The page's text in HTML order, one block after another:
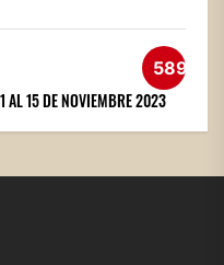
589
AL 15 DE NOVIEMBRE 2023